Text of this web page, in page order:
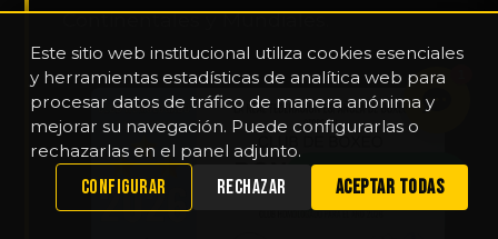
Continentales y Mundiales.
WHATSAPP
Este sitio web institucional utiliza cookies esenciales
y herramientas estadísticas de analítica web para
procesar datos de tráfico de manera anónima y
mejorar su navegación. Puede configurarlas o
rechazarlas en el panel adjunto.
CONFIGURAR RECHAZAR ACEPTAR TODAS